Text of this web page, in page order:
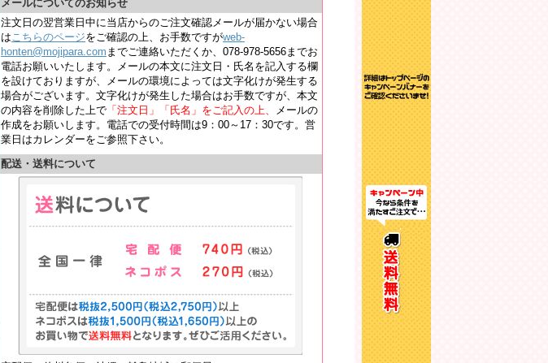
メールについてのお知らせ
注文日の翌営業日中に当店からのご注文確認メールが届かない場合
はこちらのページをご確認の上、お手数ですがweb-
honten@mojipara.com までご連絡いただくか、078-978-5656までお
電話お願いいたします。メールの本文に注文日・氏名を記入する欄
を設けておりますが、メールの環境によっては文字化けが発生する
場合がございます。文字化けが発生した場合はお手数ですが、本文
の内容を削除した上で 「注文日」「氏名」をご記入の上、
メールの
作成をお願いします。電話での受付時間は9：00～17：30です。営
業日はカレンダーをご参照下さい。
配送・送料について